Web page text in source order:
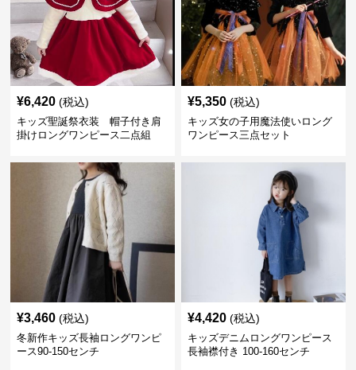
¥6,420 (税込)
キッズ聖誕祭衣装 帽子付き肩
掛けロングワンピース二点組
¥5,350 (税込)
キッズ女の子用魔法使いロング
ワンピース三点セット
¥3,460 (税込)
冬新作キッズ長袖ロングワンピ
ース90-150センチ
¥4,420 (税込)
キッズデニムロングワンピース
長袖襟付き 100-160センチ